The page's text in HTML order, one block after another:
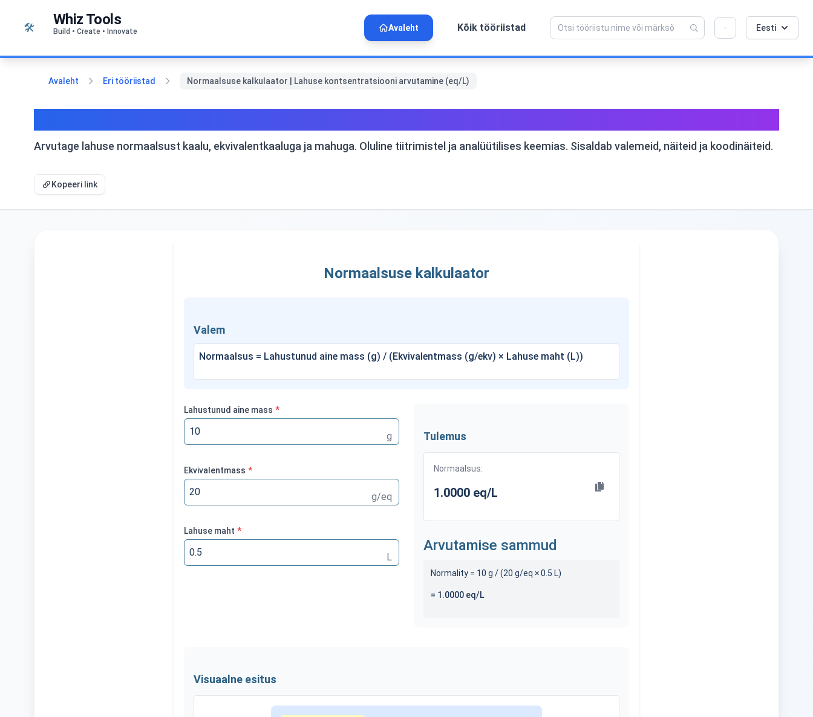
🛠️ Whiz Tools
Build • Create • Innovate Avaleht Kõik tööriistad Eesti
Avaleht Eri tööriistad Normaalsuse kalkulaator | Lahuse kontsentratsiooni arvutamine (eq/L)
Arvutage lahuse normaalsust kaalu, ekvivalentkaaluga ja mahuga. Oluline tiitrimistel ja analüütilises keemias. Sisaldab valemeid, näiteid ja koodinäiteid.
Kopeeri link
Normaalsuse kalkulaator
Valem
Normaalsus = Lahustunud aine mass (g) / (Ekvivalentmass (g/ekv) × Lahuse maht (L))
Lahustunud aine mass *
g
Ekvivalentmass *
g/eq
Lahuse maht *
L
Tulemus
Normaalsus:
1.0000 eq/L
Arvutamise sammud
Normality = 10 g / (20 g/eq ×0.5 L)
= 1.0000 eq/L
Visuaalne esitus
Armastad seda tööriista? Aita meil seda veel
paremaks muuta!
Klõpsa avamiseks →